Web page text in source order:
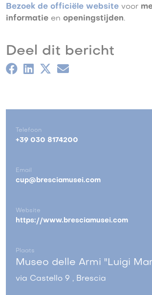
Bezoek de officiële website voor
informatie en openingstijden.
Deel dit bericht
Telefoon
+39 030 8174200
Email
cup@bresciamusei.com
Website
https://www.bresciamusei.com
Plaats
Museo delle Armi "Luigi
via Castello 9 , Brescia